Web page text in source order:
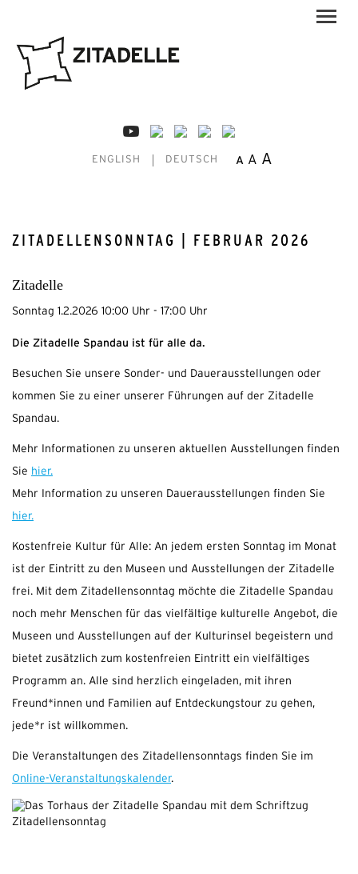
ENGLISH DEUTSCH A A A
ZITADELLENSONNTAG | FEBRUAR 2026
Zitadelle
Sonntag 1.2.2026 10:00 Uhr - 17:00 Uhr
Die Zitadelle Spandau ist für alle da.
Besuchen Sie unsere Sonder- und Dauerausstellungen oder
kommen Sie zu einer unserer Führungen auf der Zitadelle
Spandau.
Mehr Informationen zu unseren aktuellen Ausstellungen finden
Sie hier.
Mehr Information zu unseren Dauerausstellungen finden Sie
hier.
Kostenfreie Kultur für Alle: An jedem ersten Sonntag im Monat
ist der Eintritt zu den Museen und Ausstellungen der Zitadelle
frei. Mit dem Zitadellensonntag möchte die Zitadelle Spandau
noch mehr Menschen für das vielfältige kulturelle Angebot, die
Museen und Ausstellungen auf der Kulturinsel begeistern und
bietet zusätzlich zum kostenfreien Eintritt ein vielfältiges
Programm an. Alle sind herzlich eingeladen, mit ihren
Freund*innen und Familien auf Entdeckungstour zu gehen,
jede*r ist willkommen.
Die Veranstaltungen des Zitadellensonntags finden Sie im
Online-Veranstaltungskalender.